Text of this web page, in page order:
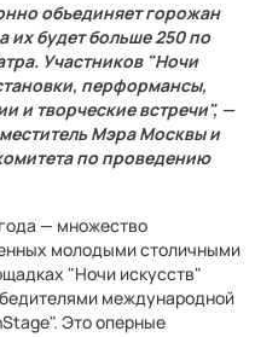
объединяет горожан
их будет больше 250 по
Участников "Ночи
перформансы,
и творческие встречи", —
Мэра Москвы и
по проведению
— множество
молодыми столичными
"Ночи искусств"
международной
Это оперные